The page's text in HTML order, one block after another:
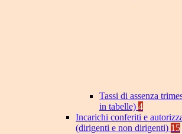
Tassi di assenza
in tabelle) 4
Incarichi conferiti e
(dirigenti e non dirigenti) 15